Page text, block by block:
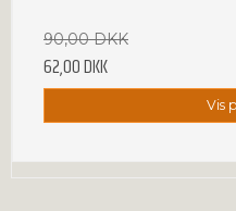
90,00 DKK
62,00 DKK
Vis